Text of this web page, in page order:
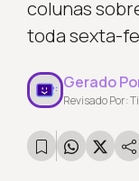
colunas
toda sexta-
Gerado
Revisado Por: